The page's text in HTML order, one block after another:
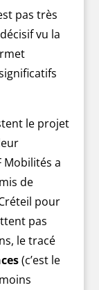
pas très
vu la
le projet
Mobilités a
de
pour
pas
le tracé
(c’est le